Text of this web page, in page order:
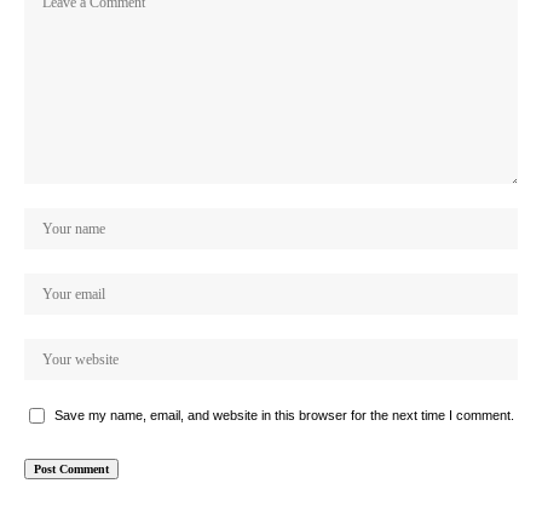
Save my name, email, and website in this browser for the next time I comment.